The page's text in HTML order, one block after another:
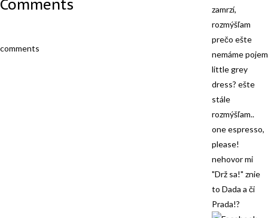
Comments
comments
zamrzí,
rozmýšľam
prečo ešte
nemáme pojem
little grey
dress? ešte
stále
rozmýšľam..
one espresso,
please!
nehovor mi
"Drž sa!" znie
to Dada a či
Prada!?